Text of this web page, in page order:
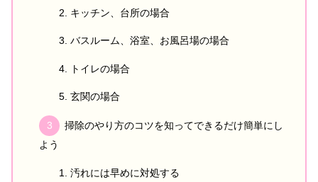
キッチン、台所の場合
バスルーム、浴室、お風呂場の場合
トイレの場合
玄関の場合
掃除のやり方のコツを知ってできるだけ簡単にし
よう
汚れには早めに対処する